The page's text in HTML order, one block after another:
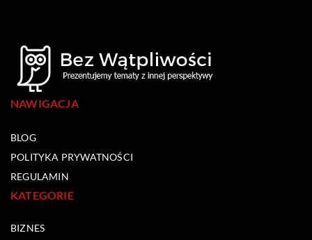
NAWIGACJA
BLOG
POLITYKA PRYWATNOŚCI
REGULAMIN
KATEGORIE
BIZNES